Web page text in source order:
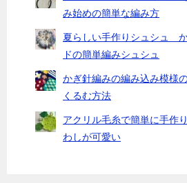
み始めの簡単な編み方
夏らしい手作りシュシュ
ドの簡単編みシュシュ
かぎ針編みの編み込み模様
くるむ方法
アクリル毛糸で簡単に手作
わしが可愛い